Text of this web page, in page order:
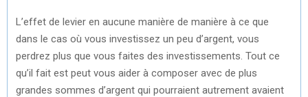
L’effet de levier en aucune manière de manière à ce que
dans le cas où vous investissez un peu d’argent, vous
perdrez plus que vous faites des investissements. Tout ce
qu’il fait est peut vous aider à composer avec de plus
grandes sommes d’argent qui pourraient autrement avaient